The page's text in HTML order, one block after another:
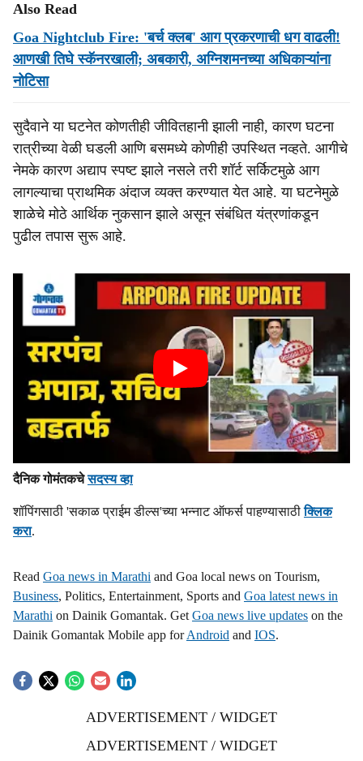
Also Read
Goa Nightclub Fire: 'बर्च क्‍लब' आग प्रकरणाची धग वाढली!
आणखी तिघे स्‍कॅनरखाली; अबकारी, अग्निशमनच्‍या अधिकाऱ्यांना
नोटिसा
सुदैवाने या घटनेत कोणतीही जीवितहानी झाली नाही, कारण घटना
रात्रीच्या वेळी घडली आणि बसमध्ये कोणीही उपस्थित नव्हते. आगीचे
नेमके कारण अद्याप स्पष्ट झाले नसले तरी शॉर्ट सर्किटमुळे आग
लागल्याचा प्राथमिक अंदाज व्यक्त करण्यात येत आहे. या घटनेमुळे
शाळेचे मोठे आर्थिक नुकसान झाले असून संबंधित यंत्रणांकडून
पुढील तपास सुरू आहे.
दैनिक गोमंतकचेसदस्य व्हा
शॉपिंगसाठी 'सकाळ प्राईम डील्स'च्या भन्नाट ऑफर्स पाहण्यासाठीक्लिक
करा.
Read Goa news in Marathi and Goa local news on Tourism,
Business, Politics, Entertainment, Sports and Goa latest news in
Marathi on Dainik Gomantak. Get Goa news live updates on the
Dainik Gomantak Mobile app forAndroid and IOS.
ADVERTISEMENT / WIDGET
ADVERTISEMENT / WIDGET